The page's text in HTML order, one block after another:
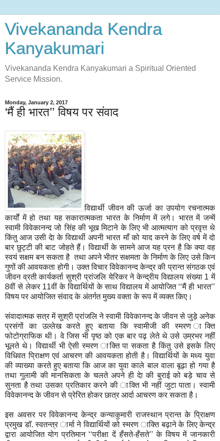
Vivekananda Kendra
Kanyakumari
Vivekananda Kendra Kanyakumari a Spiritual Oriented
Service Mission.
Monday, January 2, 2017
‘मैं ही भारत’’ विषय पर संवाद
विद्यार्थी जीवन की ऊर्जा का उपयोग रचनात्मक
कार्यों में हो तथा यह सकारात्मकता भारत के निर्माण में लगे। भारत में जन्में
स्वामी विवेकानन्द जो सिंह की भूख मिटाने के लिए भी आत्मत्याग को प्रवृत्त थे
किंतु आज उसी देा के विद्यार्थी अपनी भारत माँ को याद करने के लिए वर्ष में दो
बार छुट्टी की बाट जोहते हैं। विद्यार्थी के सामने आज यह प्रन है कि क्या वह
स्वयं सक्षम बन सकता है तथा अपने भीतर सक्षमता के निर्माण के लिए उसे किन
गुणों की आवयकता होगी। उक्त विचार विवेकानन्द केन्द्र की प्रान्त संगठक एवं
जीवन व्रती कार्यकर्ता सुश्री प्रांजलि येरिकर ने केन्द्रीय विद्यालय संख्या 1 में
8वीं से लेकर 11वीं के विद्यार्थियों के साथ विद्यालय में आयोजित ‘‘मैं ही भारत’’
विषय पर आयोजित संवाद के अंतर्गत मुख्य वक्ता के रूप में व्यक्त किए।
संवादात्मक सत्र में सुश्री प्रांजलि ने स्वामी विवेकानन्द के जीवन से जुड़े अनेक
प्रसंगों का उल्लेख करते हुए बताया कि स्वामीजी की स्मरण ाक्ति
फोटोग्राफिक थी। वे जिस भी पृष्ठ को एक बार पढ़ लेते थे उसे उम्रभर नहीं
भूलते थे। विद्यार्थी भी ऐसी स्मरण ाक्ति पा सकता है किंतु उसे इसके लिए
विधिवत प्रािक्षण एवं आचरण की आवयकता होती है। विद्यार्थियों के मध्य युवा
की व्याख्या करते हुए बताया कि आज का युवा काले बाल वाला बूढ़ा हो गया है
तथा गुलामी की मानसिकता के चलते अपने ही देा की बुराई को बड़े चाव से
सुनता है तथा उसका प्रतिकार करने की ाक्ति भी नहीं जुटा पाता। स्वामी
विवेकानन्द के जीवन से प्रेरित होकर छात्र आर्दा आचरण कर सकता है।
इस अवसर पर विवेकानन्द केन्द्र कन्याकुमारी राजस्थान प्रान्त के प्रािक्षण
प्रमुख डॉ. स्वतन्त्र ार्मा ने विद्यार्थियों को स्मरण ाक्ति बढ़ाने के लिए केन्द्र
द्वारा आयोजित योग प्रतिमान ‘‘परीक्षा दें हँसते-हँसते’’ के विषय में जानकारी